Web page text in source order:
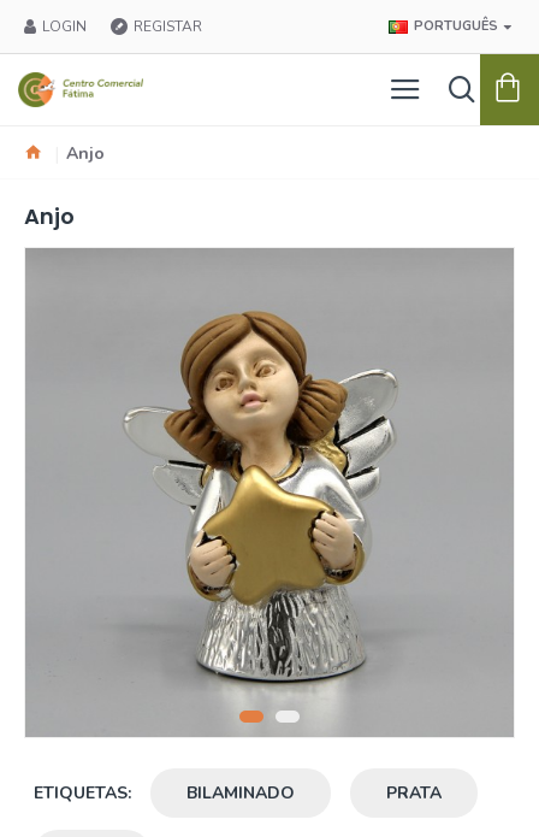
LOGIN REGISTAR PORTUGUÊS
Anjo
Anjo
ETIQUETAS: BILAMINADO PRATA